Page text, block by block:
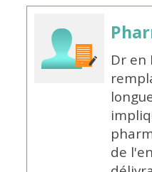
Dr en
de